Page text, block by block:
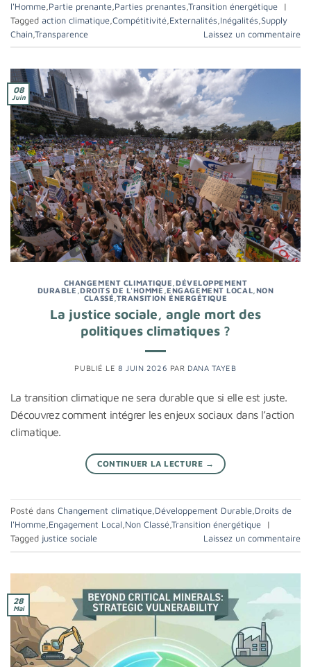
l'Homme Partie prenante Parties prenantes Transition énergétique
|
Tagged action climatique Compétitivité Externalités Inégalités Supply
Chain Transparence Laissez un commentaire
08
Juin
CHANGEMENT CLIMATIQUE ,DÉVELOPPEMENT
DURABLE ,DROITS DE L'HOMME ,ENGAGEMENT LOCAL NON
CLASSÉ TRANSITION ÉNERGÉTIQUE
La justice sociale, angle mort des
politiques climatiques ?
PUBLIÉ LE 8 JUIN 2026 PAR DANA TAYEB
La transition climatique ne sera durable que si elle est juste.
Découvrez comment intégrer les enjeux sociaux dans l’action
climatique.
CONTINUER LA LECTURE →
Posté dans Changement climatique Développement Durable Droits de
l'Homme Engagement Local Non Classé Transition énergétique
|
Tagged justice sociale Laissez un commentaire
28
Mai